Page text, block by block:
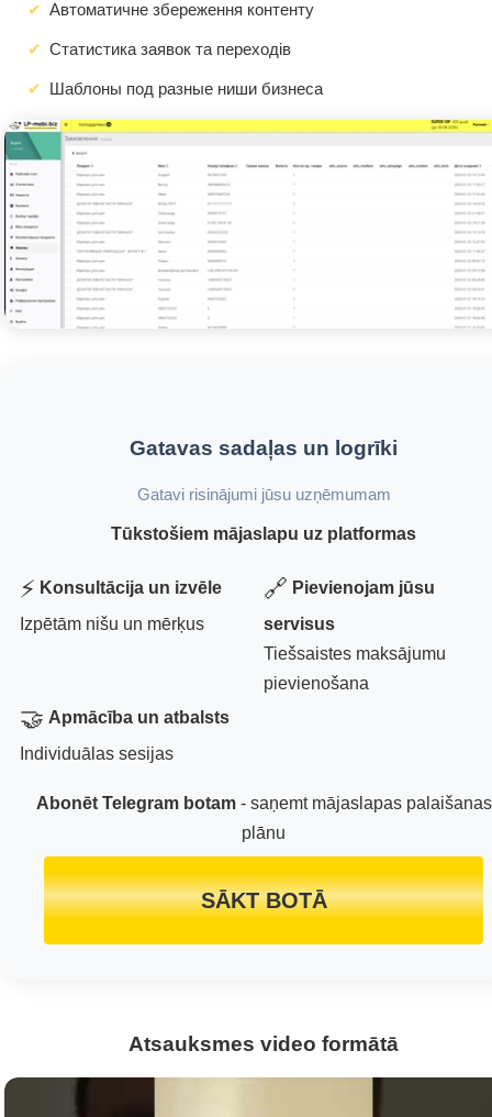
Автоматичне збереження контенту
Статистика заявок та переходів
Шаблоны под разные ниши бизнеса
Gatavas sadaļas un logrīki
Gatavi risinājumi jūsu uzņēmumam
Tūkstošiem mājaslapu uz platformas
⚡ Konsultācija un izvēle
Izpētām nišu un mērķus
🔗 Pievienojam jūsu
servisus
Tiešsaistes maksājumu
pievienošana
🤝 Apmācība un atbalsts
Individuālas sesijas
Abonēt Telegram botam- saņemt mājaslapas palaišanas
plānu
SĀKT BOTĀ
Atsauksmes video formātā